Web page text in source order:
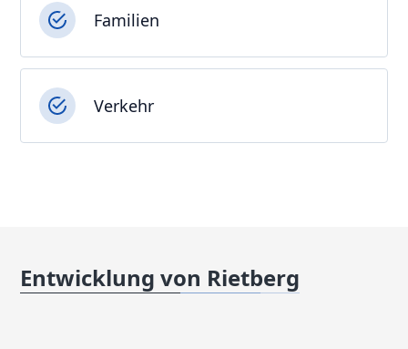
Familien
Verkehr
Entwicklung von Rietberg